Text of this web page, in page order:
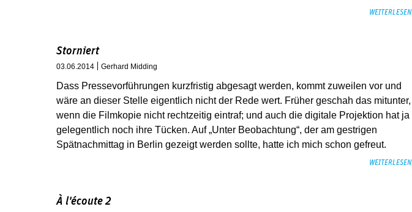
WEITERLESEN
Storniert
03.06.2014 Gerhard Midding
Dass Pressevorführungen kurzfristig abgesagt werden, kommt zuweilen vor und
wäre an dieser Stelle eigentlich nicht der Rede wert. Früher geschah das mitunter,
wenn die Filmkopie nicht rechtzeitig eintraf; und auch die digitale Projektion hat ja
gelegentlich noch ihre Tücken. Auf „Unter Beobachtung“, der am gestrigen
Spätnachmittag in Berlin gezeigt werden sollte, hatte ich mich schon gefreut.
WEITERLESEN
À l'écoute 2